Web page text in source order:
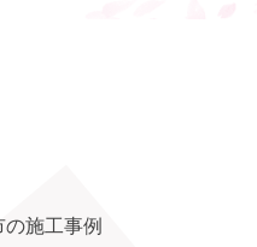
施工事例